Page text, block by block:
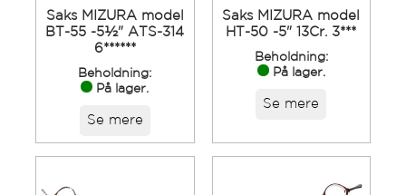
Saks MIZURA model
BT-55 -5½" ATS-314
6******
Beholdning:
På lager.
Se mere
Saks MIZURA model
HT-50 -5" 13Cr. 3***
Beholdning:
På lager.
Se mere